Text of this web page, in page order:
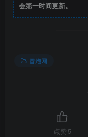
49-第19课如何在淘宝
52-第22课小红书如何
53-第23课小红书发布
会第一时间更新。
冒泡网
点赞 5